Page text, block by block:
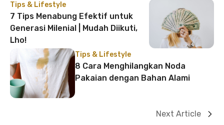
Tips & Lifestyle
7 Tips Menabung Efektif untuk
Generasi Milenial | Mudah Diikuti,
Lho!
Tips & Lifestyle
8 Cara Menghilangkan Noda
Pakaian dengan Bahan Alami
Next Article